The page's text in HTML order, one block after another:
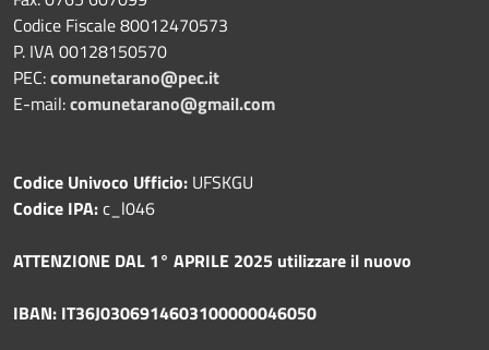
Codice Fiscale 80012470573
P. IVA 00128150570
PEC:comunetarano@pec.it
E-mail:comunetarano@gmail.com
Codice Univoco Ufficio: UFSKGU
Codice IPA:c_l046
ATTENZIONE DAL 1° APRILE 2025 utilizzare il nuovo
IBAN: IT36J0306914603100000046050